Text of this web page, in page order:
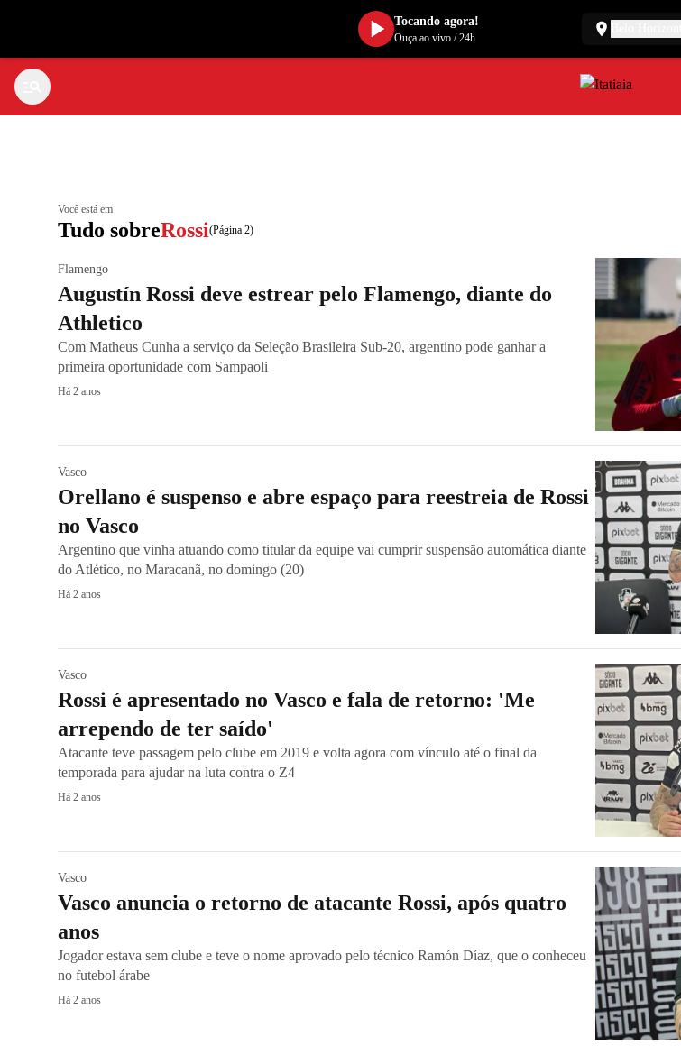
Você está em
Tudo sobreRossi(Página 2)
Flamengo
Augustín Rossi deve estrear pelo Flamengo, diante do
Athletico
Com Matheus Cunha a serviço da Seleção Brasileira Sub-20, argentino pode ganhar a
primeira oportunidade com Sampaoli
Há 2 anos
Vasco
Orellano é suspenso e abre espaço para reestreia de Rossi
no Vasco
Argentino que vinha atuando como titular da equipe vai cumprir suspensão automática diante
do Atlético, no Maracanã, no domingo (20)
Há 2 anos
Vasco
Rossi é apresentado no Vasco e fala de retorno: 'Me
arrependo de ter saído'
Atacante teve passagem pelo clube em 2019 e volta agora com vínculo até o final da
temporada para ajudar na luta contra o Z4
Há 2 anos
Vasco
Vasco anuncia o retorno de atacante Rossi, após quatro
anos
Jogador estava sem clube e teve o nome aprovado pelo técnico Ramón Díaz, que o conheceu
no futebol árabe
Há 2 anos
Tocando agora!
Ouça ao vivo/24h